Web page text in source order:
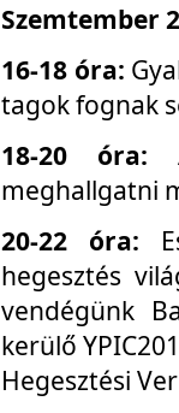
Szemtember
16-18 óra:
tagok fognak
18-20 óra:
meghallgatni
20-22 óra:
hegesztés
vendégünk
kerülő
Hegesztési